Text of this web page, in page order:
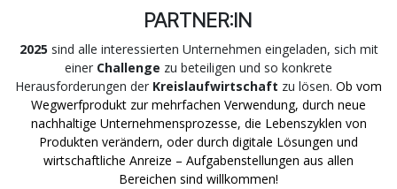
PARTNER:IN
2025 sind alle interessierten Unternehmen eingeladen, sich mit
einer Challenge zu beteiligen und so konkrete
Herausforderungen der Kreislaufwirtschaft zu lösen. Ob vom
Wegwerfprodukt zur mehrfachen Verwendung, durch neue
nachhaltige Unternehmensprozesse, die Lebenszyklen von
Produkten verändern, oder durch digitale Lösungen und
wirtschaftliche Anreize – Aufgabenstellungen aus allen
Bereichen sind willkommen!